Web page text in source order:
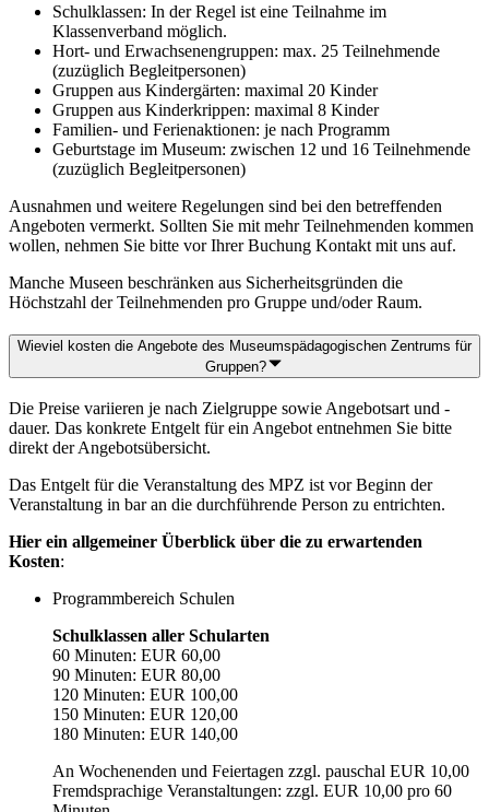
Schulklassen: In der Regel ist eine Teilnahme im
Klassenverband möglich.
Hort- und Erwachsenengruppen: max. 25 Teilnehmende
(zuzüglich Begleitpersonen)
Gruppen aus Kindergärten: maximal 20 Kinder
Gruppen aus Kinderkrippen: maximal 8 Kinder
Familien- und Ferienaktionen: je nach Programm
Geburtstage im Museum: zwischen 12 und 16 Teilnehmende
(zuzüglich Begleitpersonen)
Ausnahmen und weitere Regelungen sind bei den betreffenden
Angeboten vermerkt. Sollten Sie mit mehr Teilnehmenden kommen
wollen, nehmen Sie bitte vor Ihrer Buchung Kontakt mit uns auf.
Manche Museen beschränken aus Sicherheitsgründen die
Höchstzahl der Teilnehmenden pro Gruppe und/oder Raum.
Wieviel kosten die Angebote des Museumspädagogischen Zentrums für
Gruppen?
Die Preise variieren je nach Zielgruppe sowie Angebotsart und -
dauer. Das konkrete Entgelt für ein Angebot entnehmen Sie bitte
direkt der Angebotsübersicht.
Das Entgelt für die Veranstaltung des MPZ ist vor Beginn der
Veranstaltung in bar an die durchführende Person zu entrichten.
Hier ein allgemeiner Überblick über die zu erwartenden
Kosten:
Programmbereich Schulen
Schulklassen aller Schularten
60 Minuten: EUR 60,00
90 Minuten: EUR 80,00
120 Minuten: EUR 100,00
150 Minuten: EUR 120,00
180 Minuten: EUR 140,00
An Wochenenden und Feiertagen zzgl. pauschal EUR 10,00
Fremdsprachige Veranstaltungen: zzgl. EUR 10,00 pro 60